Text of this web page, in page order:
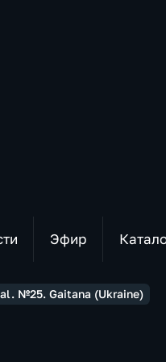
Эфир
№25. Gaitana (Ukraine)